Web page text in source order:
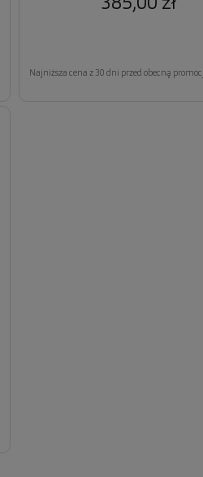
385,00 zł
Najniższa cena z 30 dni przed obecną